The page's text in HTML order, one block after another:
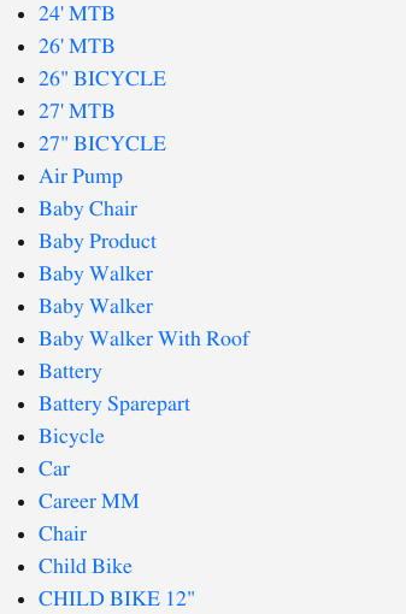
24' MTB
26' MTB
26" BICYCLE
27' MTB
27" BICYCLE
Air Pump
Baby Chair
Baby Product
Baby Walker
Baby Walker
Baby Walker With Roof
Battery
Battery Sparepart
Bicycle
Car
Career MM
Chair
Child Bike
CHILD BIKE 12"